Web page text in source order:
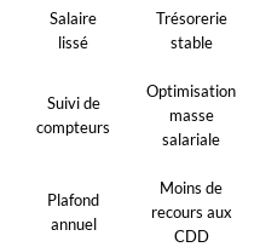
Salaire
lissé
Trésorerie
stable
Suivi de
compteurs
Optimisation
masse
salariale
Plafond
annuel
Moins de
recours aux
CDD